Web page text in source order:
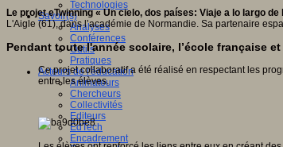
Technologies
Savoir(s)
Analyses
Conférences
Outils
Pratiques
Acteurs de l'éducation
Animateurs
Chercheurs
Collectivités
Editeurs
EdTech
Encadrement
Le projet eTwinning « Un cielo, dos países: Viaje a lo largo
L'Aigle (61), dans l’académie de Normandie. Sa partenaire
Pendant toute l'année scolaire, l’école française
Ce projet collaboratif a été réalisé en respectant les
entre les élèves.